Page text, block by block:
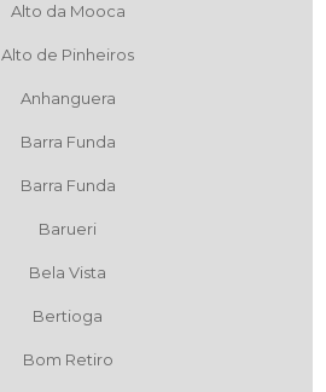
Alto da Mooca
Alto de Pinheiros
Anhanguera
Barra Funda
Barra Funda
Barueri
Bela Vista
Bertioga
Bom Retiro